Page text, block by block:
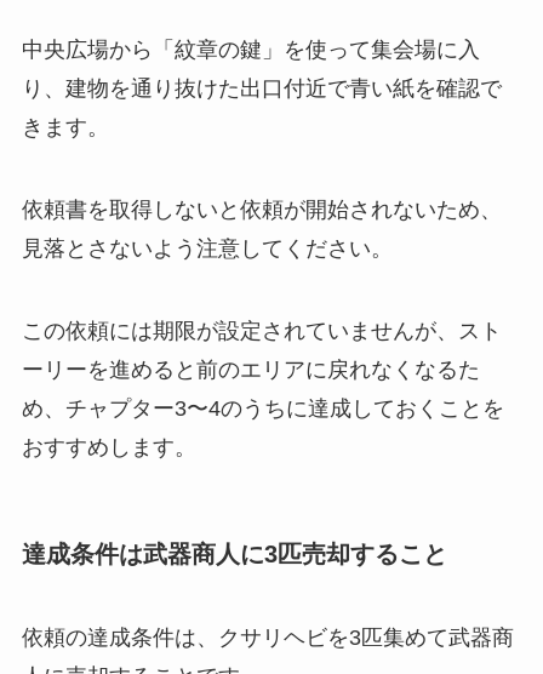
中央広場から「紋章の鍵」を使って集会場に入
り、建物を通り抜けた出口付近で青い紙を確認で
きます。
依頼書を取得しないと依頼が開始されないため、
見落とさないよう注意してください。
この依頼には期限が設定されていませんが、スト
ーリーを進めると前のエリアに戻れなくなるた
め、チャプター3〜4のうちに達成しておくことを
おすすめします。
達成条件は武器商人に3匹売却すること
依頼の達成条件は、クサリヘビを3匹集めて武器商